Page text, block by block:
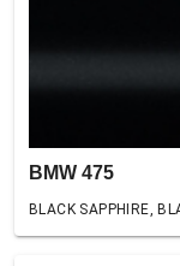
BMW 475
BLACK SAPPHIRE,